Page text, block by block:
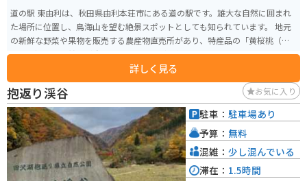
道の駅 東由利は、秋田県由利本荘市にある道の駅です。雄大な自然に囲まれ
た場所に位置し、鳥海山を望む絶景スポットとしても知られています。 地元
の新鮮な野菜や果物を販売する農産物直売所があり、特産品の「黄桜桃（お
うとう）」は、甘みが強く濃厚な味わいが人気です。また、レストランで
は、地元食材をふんだんに使った郷土料理や、鳥海高原で育ったジャージー
牛のソフトクリームがおすすめです。 バイクで訪れる際は、道の駅から鳥海
ブルーラインを登るルートが人気です。全長約18kmのワインディングロード
で、変化に富んだ景色を楽しみながら走ることができます。山頂付近には駐
車場もあり、鳥海山や日本海を一望できます。道の駅には、バイクスタンド
や休憩スペースも完備されているので、ツーリングの拠点としても最適で
す。
詳しく見る
抱返り渓谷 お気に入り
駐車： 駐車場あり
予算： 無料
混雑： 少し混んでいる
滞在： 1.5時間